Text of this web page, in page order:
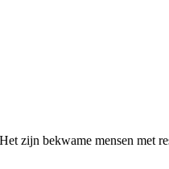
zijn bekwame mensen met